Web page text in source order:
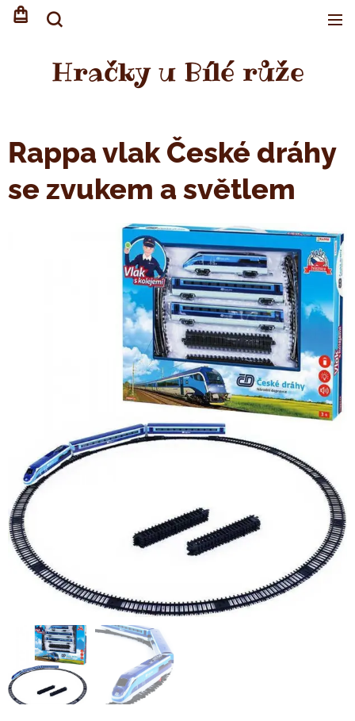
Hračky u Bílé růže
Rappa vlak České dráhy
se zvukem a světlem